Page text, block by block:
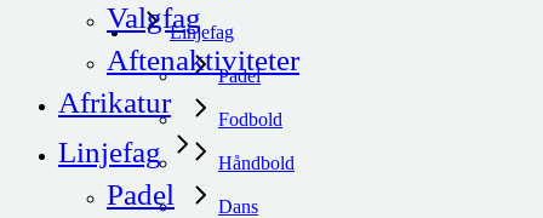
Linjefag
Padel
Fodbold
Håndbold
Dans
Valgfag
Aftenaktiviteter
Afrikatur
Linjefag
Padel